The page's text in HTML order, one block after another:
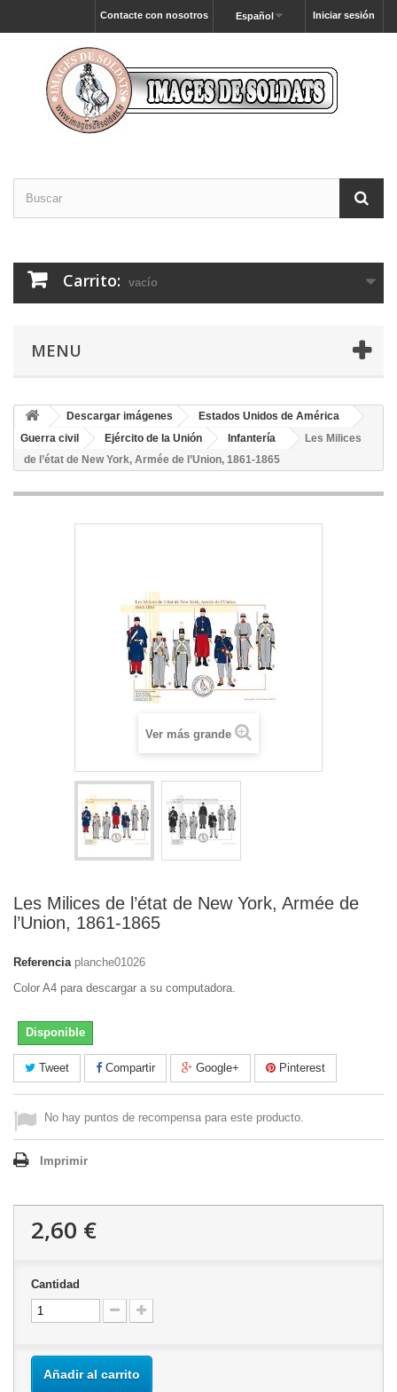
Iniciar sesión
Español
Contacte con nosotros
Carrito: vacío
MENU
Descargar imágenes
Estados Unidos de América
Guerra civil
Ejército de la Unión Infantería
Les Milices
de l’état de New York, Armée de l’Union, 1861-1865
Ver más grande
Les Milices de l’état de New York, Armée de
l’Union, 1861-1865
Referencia planche01026
Color A4 para descargar a su computadora.
Disponible
Tweet Compartir Google+ Pinterest
No hay puntos de recompensa para este producto.
Imprimir
2,60 €
Cantidad
Añadir al carrito